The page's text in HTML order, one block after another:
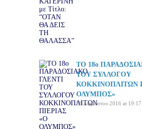
ΤΟ 18ο
ΤΟΥ ΣΥΛΛΟΓΟΥ
ΚΟΚΚΙΝΟΠΛΙΤΩΝ
ΟΛΥΜΠΟΣ»
28 Αυγούστου 2016 at